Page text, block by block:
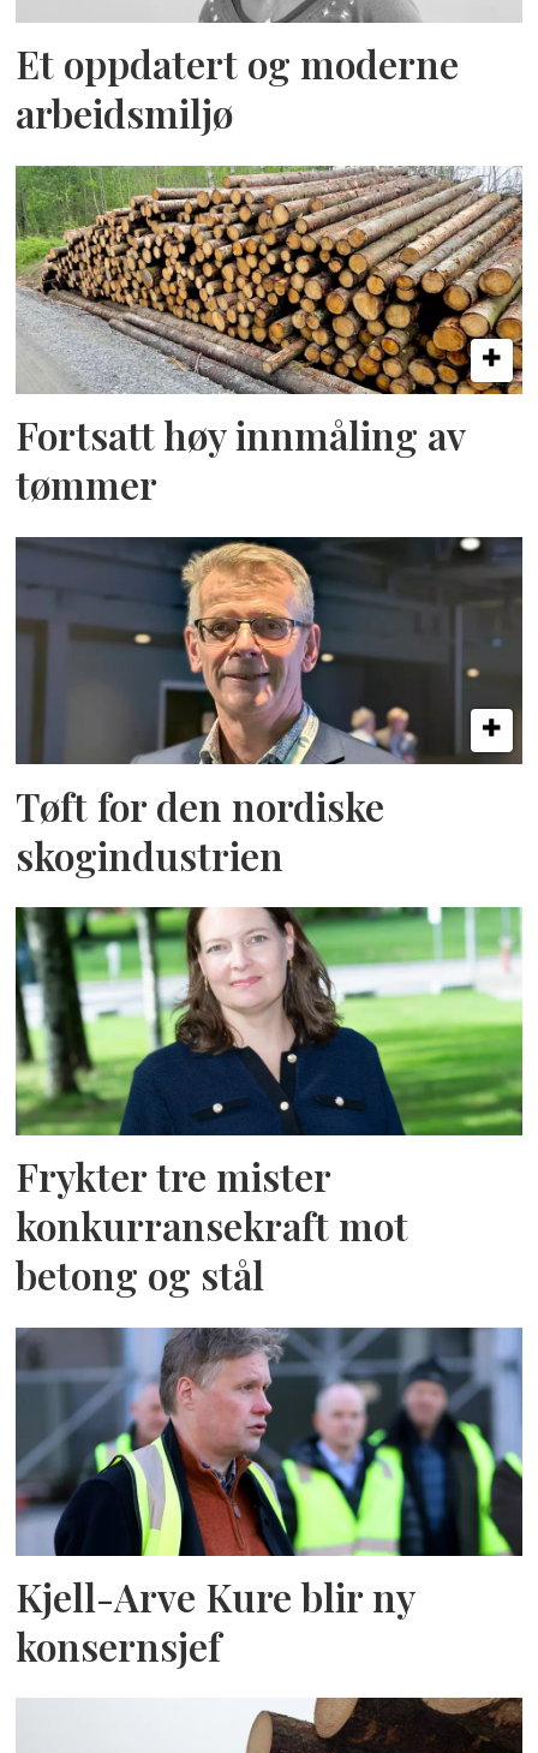
Et oppdatert og moderne
arbeidsmiljø
Fortsatt høy innmåling av
tømmer
Tøft for den nordiske
skogindustrien
Frykter tre mister
konkurransekraft mot
betong og stål
Kjell-Arve Kure blir ny
konsernsjef